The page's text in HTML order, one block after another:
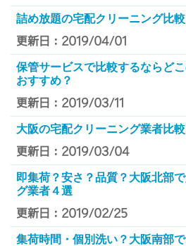
詰め放題の宅配クリーニング比
更新日：2019/04/01
保管サービスで比較するならど
おすすめ？
更新日：2019/03/11
大阪の宅配クリーニング業者比
更新日：2019/03/04
即集荷？安さ？品質？大阪北部
グ業者４選
更新日：2019/02/25
集荷時間・個別洗い？大阪南部